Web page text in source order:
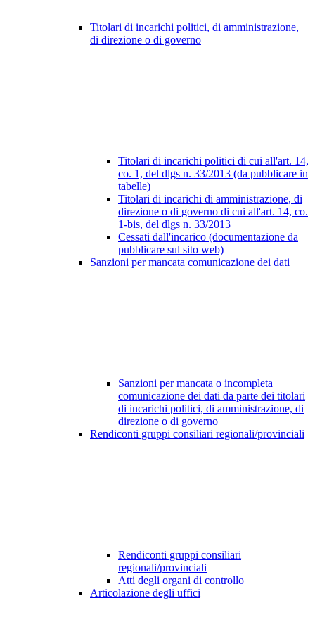
Titolari di incarichi politici, di amministrazione,
di direzione o di governo
Titolari di incarichi politici di cui all'art. 14,
co. 1, del dlgs n. 33/2013 (da pubblicare in
tabelle)
Titolari di incarichi di amministrazione, di
direzione o di governo di cui all'art. 14, co.
1-bis, del dlgs n. 33/2013
Cessati dall'incarico (documentazione da
pubblicare sul sito web)
Sanzioni per mancata comunicazione dei dati
Sanzioni per mancata o incompleta
comunicazione dei dati da parte dei titolari
di incarichi politici, di amministrazione, di
direzione o di governo
Rendiconti gruppi consiliari regionali/provinciali
Rendiconti gruppi consiliari
regionali/provinciali
Atti degli organi di controllo
Articolazione degli uffici